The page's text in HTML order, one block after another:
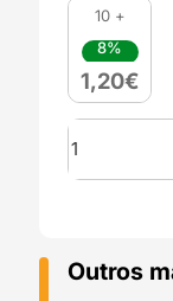
10 +
8%
1,20€
Quantidade
de
1mm
Steel
Nozzle
Outros